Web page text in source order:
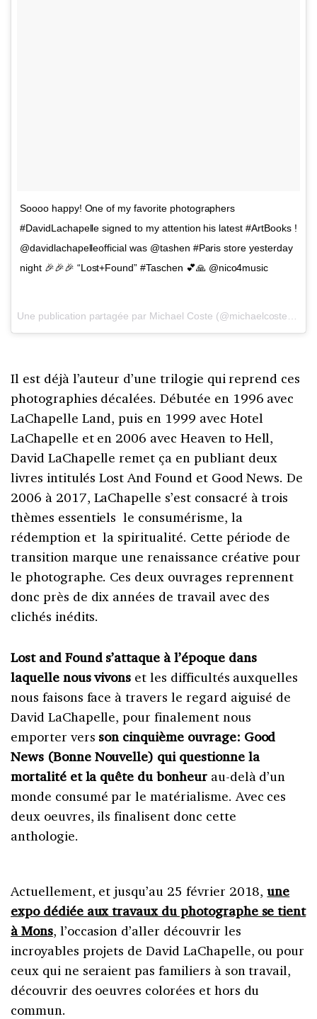
Soooo happy! One of my favorite photographers
#DavidLachapelle signed to my attention his latest #ArtBooks !
@davidlachapelleofficial was @tashen #Paris store yesterday
night 🎉🎉🎉 “Lost+Found” #Taschen 💕🙏 @nico4music
Il est déjà l’auteur d’une trilogie qui reprend ces
photographies décalées. Débutée en 1996 avec
LaChapelle Land, puis en 1999 avec Hotel
LaChapelle et en 2006 avec Heaven to Hell,
David LaChapelle remet ça en publiant deux
livres intitulés Lost And Found et Good News. De
2006 à 2017, LaChapelle s’est consacré à trois
thèmes essentiels le consumérisme, la
rédemption et la spiritualité. Cette période de
transition marque une renaissance créative pour
le photographe. Ces deux ouvrages reprennent
donc près de dix années de travail avec des
clichés inédits.
Lost and Found s’attaque à l’époque dans
laquelle nous vivons et les difficultés auxquelles
nous faisons face à travers le regard aiguisé de
David LaChapelle, pour finalement nous
emporter vers son cinquième ouvrage: Good
News (Bonne Nouvelle) qui questionne la
mortalité et la quête du bonheurau-delà d’un
monde consumé par le matérialisme. Avec ces
deux oeuvres, ils finalisent donc cette
anthologie.
Actuellement, et jusqu’au 25 février 2018,une
expo dédiée aux travaux du photographe se tient
à Mons, l’occasion d’aller découvrir les
incroyables projets de David LaChapelle, ou pour
ceux qui ne seraient pas familiers à son travail,
découvrir des oeuvres colorées et hors du
commun.